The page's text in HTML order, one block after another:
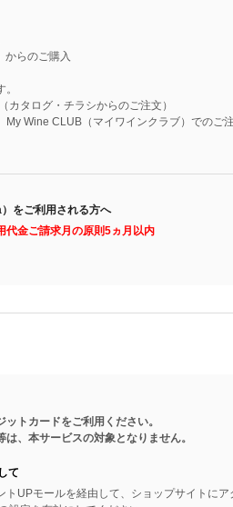
からのご購入
カタログ・チラシからのご注文）
My Wine CLUB（マイワインクラブ）でのご
をご利用される方へ
代金ご請求月の原則5ヵ月以内
トカードをご利用ください。
、本サービスの対象となりません。
て
トUPモールを経由して、ショップサイトにア